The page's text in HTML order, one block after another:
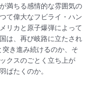
満ちる感情的な雰囲気の
て偉大なフビライ・ハン
リカと原子爆弾によって
は、再び岐路に立たされ
き進み続けるのか、そ
クスのごとく立ち上が
ばたくのか。